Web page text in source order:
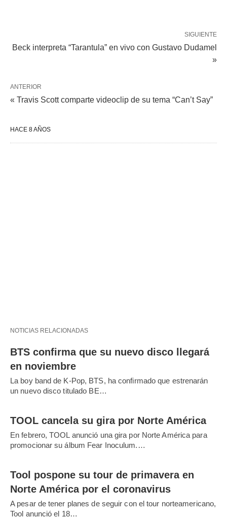
SIGUIENTE
Beck interpreta “Tarantula” en vivo con Gustavo Dudamel
»
ANTERIOR
« Travis Scott comparte videoclip de su tema “Can’t Say”
HACE 8 AÑOS
NOTICIAS RELACIONADAS
BTS confirma que su nuevo disco llegará
en noviembre
La boy band de K-Pop, BTS, ha confirmado que estrenarán
un nuevo disco titulado BE…
TOOL cancela su gira por Norte América
En febrero, TOOL anunció una gira por Norte América para
promocionar su álbum Fear Inoculum.…
Tool pospone su tour de primavera en
Norte América por el coronavirus
A pesar de tener planes de seguir con el tour norteamericano,
Tool anunció el 18…